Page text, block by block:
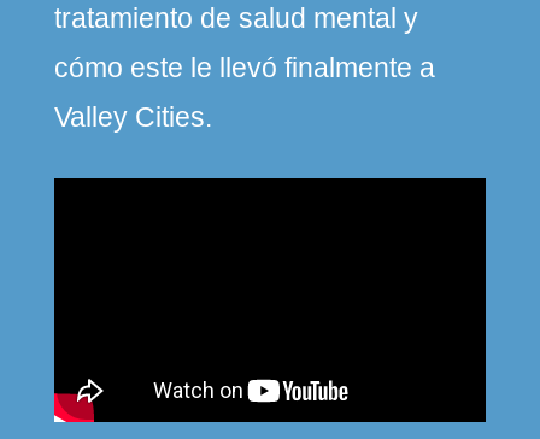
tratamiento de salud mental y
cómo este le llevó finalmente a
Valley Cities.